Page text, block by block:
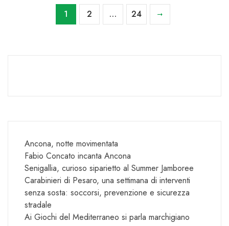
1 2 … 24
Ancona, notte movimentata
Fabio Concato incanta Ancona
Senigallia, curioso siparietto al Summer Jamboree
Carabinieri di Pesaro, una settimana di interventi
senza sosta: soccorsi, prevenzione e sicurezza
stradale
Ai Giochi del Mediterraneo si parla marchigiano